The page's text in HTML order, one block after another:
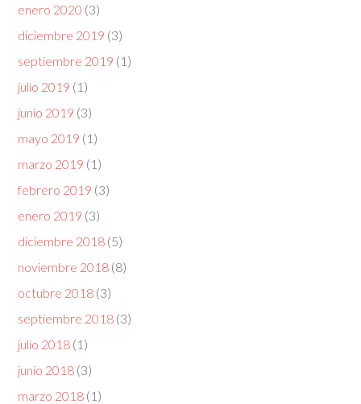
enero 2020 (3)
diciembre 2019 (3)
septiembre 2019 (1)
julio 2019 (1)
junio 2019 (3)
mayo 2019 (1)
marzo 2019 (1)
febrero 2019 (3)
enero 2019 (3)
diciembre 2018 (5)
noviembre 2018 (8)
octubre 2018 (3)
septiembre 2018 (3)
julio 2018 (1)
junio 2018 (3)
marzo 2018 (1)